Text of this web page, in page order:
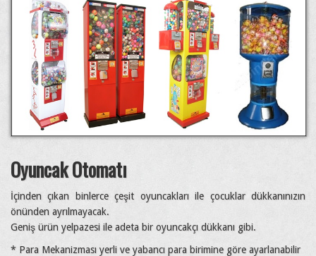
Oyuncak Otomatı
İçinden çıkan binlerce çeşit oyuncakları ile çocuklar dükkanınızın
önünden ayrılmayacak.
Geniş ürün yelpazesi ile adeta bir oyuncakçı dükkanı gibi.
* Para Mekanizması yerli ve yabancı para birimine göre ayarlanabilir